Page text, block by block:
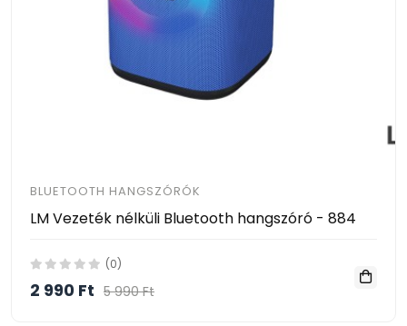
BLUETOOTH HANGSZÓRÓK
LM Vezeték nélküli Bluetooth hangszóró - 884
(0)
2 990 Ft 5 990 Ft